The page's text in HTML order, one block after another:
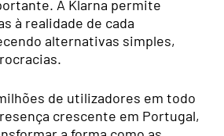
A Klarna permite
à realidade de cada
alternativas simples,
de utilizadores em todo
crescente em Portugal,